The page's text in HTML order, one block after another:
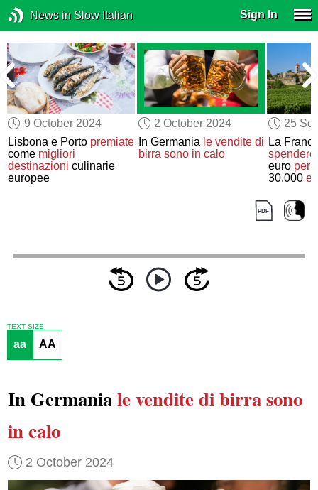
News in Slow Italian Sign In
9 October 2024
Lisbona e Porto premiate
come migliori
destinazioni culinarie
europee
2 October 2024
In Germania le vendite di
birra sono in calo
25
La
spendere
euro per
30.000
TEXT SIZE
aa AA
In Germaniale vendite di birrasono
in calo
2 October 2024